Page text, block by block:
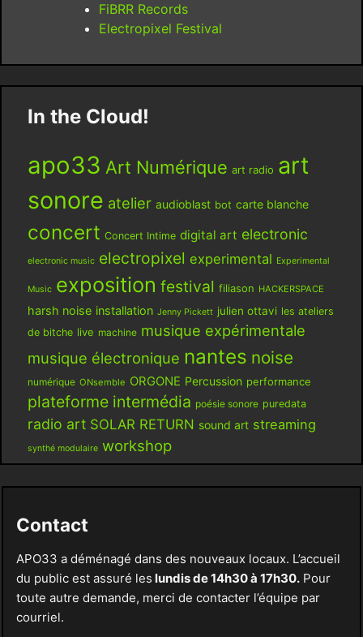
FiBRR Records
Electropixel Festival
In the Cloud!
apo33 Art Numérique art radio art
sonore atelier audioblast bot carte blanche
concert Concert Intime digital art electronic
electronic music electropixel experimental Experimental
Music exposition festival filiason HACKERSPACE
harsh noise installation Jenny Pickett julien ottavi les ateliers
de bitche live machine musique expérimentale
musique électronique nantes noise
numérique ONsemble ORGONE Percussion performance
plateforme intermédia poésie sonore puredata
radio art SOLAR RETURN sound art streaming
synthé modulaire workshop
Contact
APO33 a déménagé dans des nouveaux locaux. L’accueil
du public est assuré les lundis de 14h30 à 17h30.Pour
toute autre demande, merci de contacter l’équipe par
courriel.